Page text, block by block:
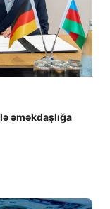
əməkdaşlığa